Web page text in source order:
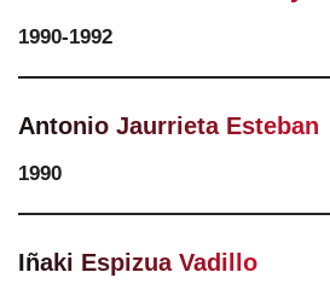
1990-1992
Antonio Jaurrieta Esteban
1990
Iñaki Espizua Vadillo